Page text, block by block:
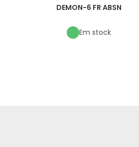
DEMON-6 FR ABSN
Em stock